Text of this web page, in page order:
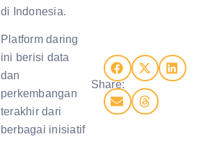
di Indonesia.
Platform daring
ini berisi data
dan
perkembangan
terakhir dari
berbagai inisiatif
Share: